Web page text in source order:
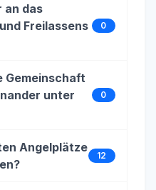
an das
Freilassens
0
Gemeinschaft
unter
0
Angelplätze
12